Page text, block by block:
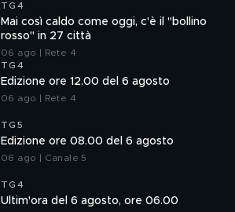
TG4
Mai così caldo come oggi, c'è il "bollino
rosso" in 27 città
06 ago | Rete 4
TG4
Edizione ore 12.00 del 6 agosto
06 ago | Rete 4
TG5
Edizione ore 08.00 del 6 agosto
06 ago | Canale 5
TG4
Ultim'ora del 6 agosto, ore 06.00